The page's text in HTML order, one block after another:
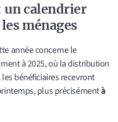
un calendrier
ménages
année concerne le
à 2025, où la distribution
bénéficiaires recevront
plus précisémentà